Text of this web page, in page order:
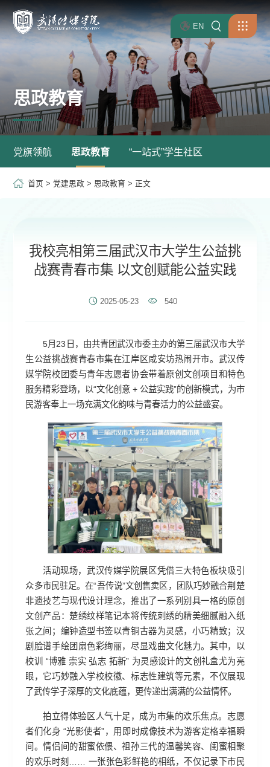
EN
思政教育
党旗领航 思政教育 “一站式”学生社区
首页 > 党建思政 > 思政教育 > 正文
我校亮相第三届武汉市大学生公益挑
战赛青春市集 以文创赋能公益实践
2025-05-23 540
5月23日，由共青团武汉市委主办的第三届武汉市大学
生公益挑战赛青春市集在江岸区咸安坊热闹开市。武汉传
媒学院校团委与青年志愿者协会带着原创文创项目和特色
服务精彩登场，以“文化创意 + 公益实践”的创新模式，为市
民游客奉上一场充满文化韵味与青春活力的公益盛宴。
活动现场，武汉传媒学院展区凭借三大特色板块吸引
众多市民驻足。在“吾传说”文创售卖区，团队巧妙融合荆楚
非遗技艺与现代设计理念，推出了一系列别具一格的原创
文创产品：楚绣纹样笔记本将传统刺绣的精美细腻融入纸
张之间；编钟造型书签以青铜古器为灵感，小巧精致；汉
剧脸谱手绘团扇色彩绚丽，尽显戏曲文化魅力。其中，以
校训 “博雅 崇实 弘志 拓新” 为灵感设计的文创礼盒尤为亮
眼，它巧妙融入学校校徽、标志性建筑等元素，不仅展现
了武传学子深厚的文化底蕴，更传递出满满的公益情怀。
拍立得体验区人气十足，成为市集的欢乐焦点。志愿
者们化身 “光影使者”，用即时成像技术为游客定格幸福瞬
间。情侣间的甜蜜依偎、祖孙三代的温馨笑容、闺蜜相聚
的欢乐时刻…… 一张张色彩鲜艳的相纸，不仅记录下市民